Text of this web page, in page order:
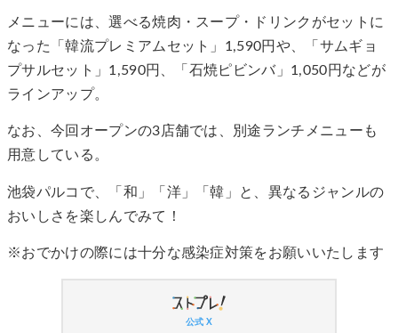
メニューには、選べる焼肉・スープ・ドリンクがセットに
なった「韓流プレミアムセット」1,590円や、「サムギョ
プサルセット」1,590円、「石焼ピビンバ」1,050円などが
ラインアップ。
なお、今回オープンの3店舗では、別途ランチメニューも
用意している。
池袋パルコで、「和」「洋」「韓」と、異なるジャンルの
おいしさを楽しんでみて！
※おでかけの際には十分な感染症対策をお願いいたします
公式 X